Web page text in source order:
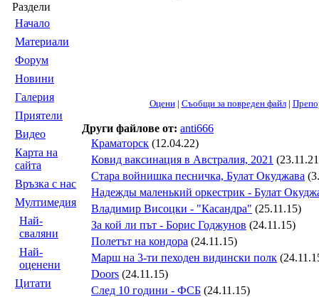
Раздели
Началo
Материали
Форум
Новини
Галерия
Приятели
Видео
Карта на
сайта
Връзка с нас
Мултимедия
Най-
сваляни
Най-
оценени
Цитати
Оцени| Съобщи за повреден файл|
Други файлове от: anti666
Краматорск (12.04.22)
Ковид ваксинация в Австралия, 2021
Стара войнишка песничка, Булат Окуджава
Надежды маленький оркестрик - Булат
Владимир Висоцки - "Касандра" (25.11.15)
За кой ли път - Борис Годжунов (24.11.15)
Полетът на кондора (24.11.15)
Марш на 3-ти пеходен видински полк
Doors (24.11.15)
След 10 години - ФСБ (24.11.15)